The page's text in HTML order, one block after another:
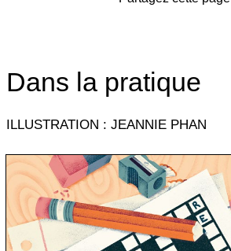
Dans la pratique
ILLUSTRATION : JEANNIE PHAN